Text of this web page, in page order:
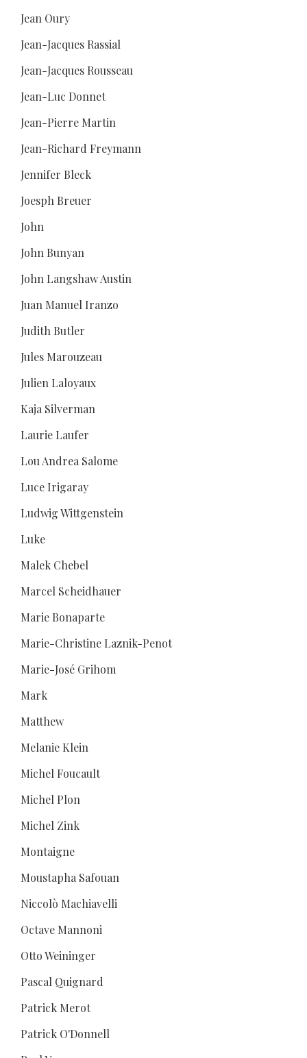
Jean Oury
Jean-Jacques Rassial
Jean-Jacques Rousseau
Jean-Luc Donnet
Jean-Pierre Martin
Jean-Richard Freymann
Jennifer Bleck
Joesph Breuer
John
John Bunyan
John Langshaw Austin
Juan Manuel Iranzo
Judith Butler
Jules Marouzeau
Julien Laloyaux
Kaja Silverman
Laurie Laufer
Lou Andrea Salome
Luce Irigaray
Ludwig Wittgenstein
Luke
Malek Chebel
Marcel Scheidhauer
Marie Bonaparte
Marie-Christine Laznik-Penot
Marie-José Grihom
Mark
Matthew
Melanie Klein
Michel Foucault
Michel Plon
Michel Zink
Montaigne
Moustapha Safouan
Niccolò Machiavelli
Octave Mannoni
Otto Weininger
Pascal Quignard
Patrick Merot
Patrick O'Donnell